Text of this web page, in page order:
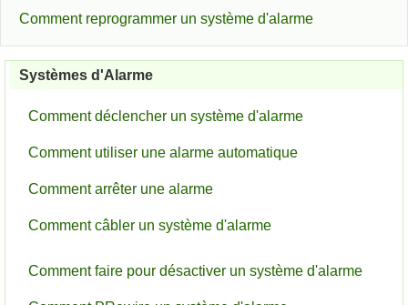
Comment reprogrammer un système d'alarme
Systèmes d'Alarme
Comment déclencher un système d'alarme
Comment utiliser une alarme automatique
Comment arrêter une alarme
Comment câbler un système d'alarme
Comment faire pour désactiver un système d'alarme